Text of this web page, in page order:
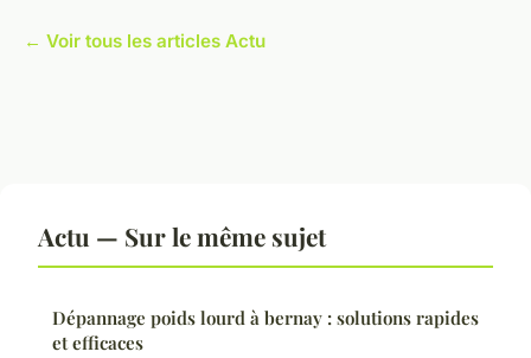
← Voir tous les articles Actu
Actu — Sur le même sujet
Dépannage poids lourd à bernay : solutions rapides
et efficaces